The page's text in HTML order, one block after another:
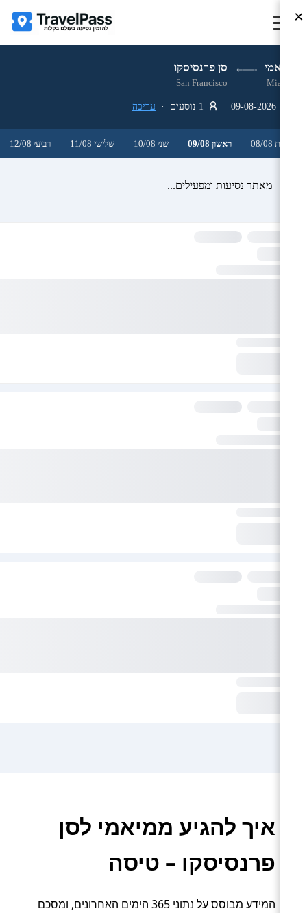
מיאמי סן פרנסיסקו
Miami
San Francisco
עריכה
שבת 08/08 ראשון 09/08 שני 10/08 שלישי 11/08 רביעי 12/08
מאתר נסיעות ומפעילים...
איך להגיע ממיאמי לסן
פרנסיסקו – טיסה
המידע מבוסס על נתוני 365 הימים האחרונים, ומסכם
×